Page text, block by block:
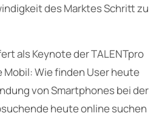
des Marktes Schritt zu
als Keynote der TALENTpro
Mobil: Wie finden User heute
von Smartphones bei der
heute online suchen